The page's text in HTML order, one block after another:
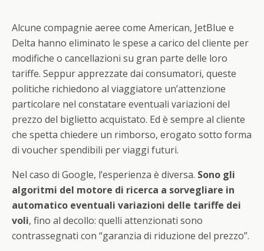
Alcune compagnie aeree come American, JetBlue e
Delta hanno eliminato le spese a carico del cliente per
modifiche o cancellazioni su gran parte delle loro
tariffe. Seppur apprezzate dai consumatori, queste
politiche richiedono al viaggiatore un’attenzione
particolare nel constatare eventuali variazioni del
prezzo del biglietto acquistato. Ed è sempre al cliente
che spetta chiedere un rimborso, erogato sotto forma
di voucher spendibili per viaggi futuri.
Nel caso di Google, l’esperienza è diversa. Sono gli
algoritmi del motore di ricerca a sorvegliare in
automatico eventuali variazioni delle tariffe dei
voli, fino al decollo: quelli attenzionati sono
contrassegnati con “garanzia di riduzione del prezzo”.